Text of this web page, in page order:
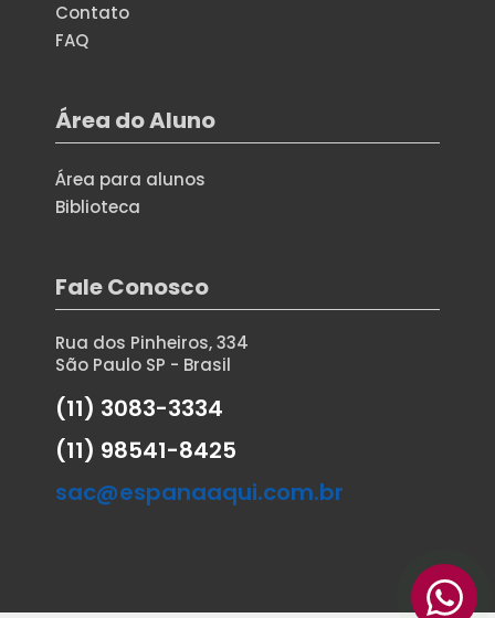
Contato
FAQ
Área do Aluno
Área para alunos
Biblioteca
Fale Conosco
Rua dos Pinheiros, 334
São Paulo SP - Brasil
(11) 3083-3334
(11) 98541-8425
sac@espanaaqui.com.br